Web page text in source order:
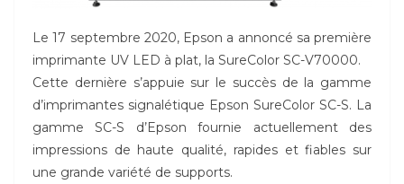
Le 17 septembre 2020, Epson a annoncé sa première
imprimante UV LED à plat, la SureColor SC-V70000.
Cette dernière s’appuie sur le succès de la gamme
d’imprimantes signalétique Epson SureColor SC-S. La
gamme SC-S d’Epson fournie actuellement des
impressions de haute qualité, rapides et fiables sur
une grande variété de supports.